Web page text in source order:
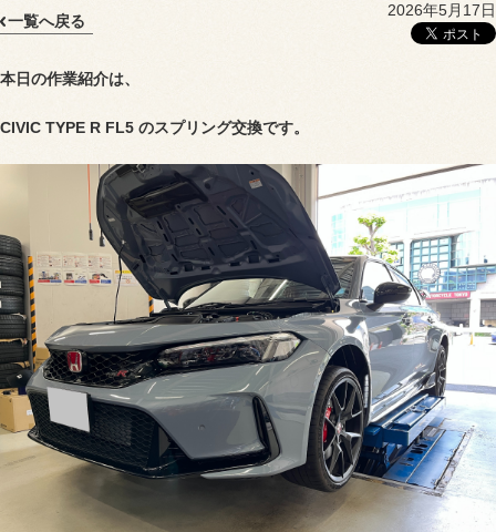
一覧へ戻る
2026年5月17日
本日の作業紹介は、
CIVIC TYPE R FL5 のスプリング交換です。